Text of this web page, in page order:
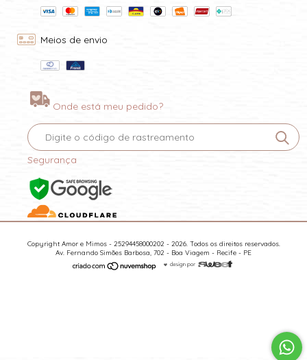
Meios de envio
Onde está meu pedido?
Segurança
Copyright Amor e Mimos - 25294458000202 - 2026. Todos os direitos reservados.
Av. Fernando Simões Barbosa, 702 - Boa Viagem - Recife - PE